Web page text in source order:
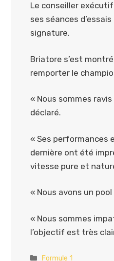
Le conseiller
ses séances
signature.
Briatore s’est
remporter le
« Nous sommes
déclaré.
« Ses performances
dernière ont été
vitesse pure et
« Nous avons un
« Nous sommes
l’objectif est très
Catégories
Formule 1